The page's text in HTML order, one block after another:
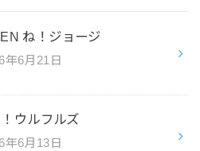
ね！ジョージ
年6月21日
ウルフルズ
年6月13日